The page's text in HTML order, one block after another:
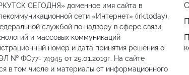
СЕГОДНЯ» доменное имя сайта в
сети «Интернет» (irk.today),
службой по надзору в сфере связи,
и массовых коммуникаций
номер и дата принятия решения о
№ ФС77- 74945 от 25.01.2019г. На сайте
в том числе и материалы от информационного